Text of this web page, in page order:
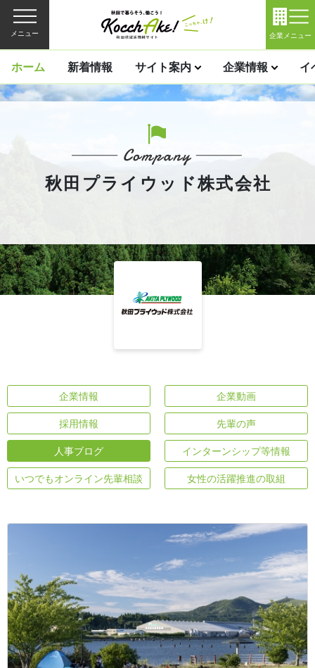
メニュー 企業メニュー
ホーム 新着情報 サイト案内 企業情報 イ
秋田プライウッド株式会社
企業情報 企業動画
採用情報 先輩の声
人事ブログ インターンシップ等情報
いつでもオンライン先輩相談 女性の活躍推進の取組